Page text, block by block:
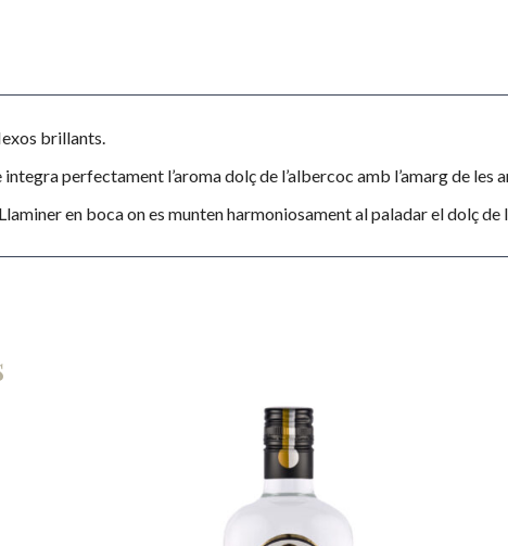
brillants.
perfectament l’aroma dolç de l’albercoc amb l’amarg de les
en boca on es munten harmoniosament al paladar el dolç de